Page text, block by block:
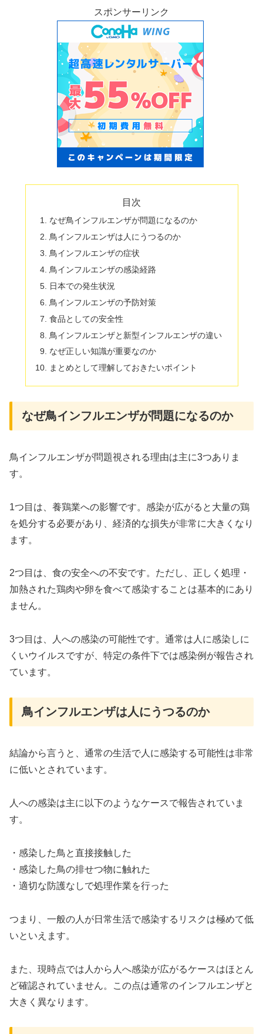
スポンサーリンク
目次
なぜ鳥インフルエンザが問題になるのか
鳥インフルエンザは人にうつるのか
鳥インフルエンザの症状
鳥インフルエンザの感染経路
日本での発生状況
鳥インフルエンザの予防対策
食品としての安全性
鳥インフルエンザと新型インフルエンザの違い
なぜ正しい知識が重要なのか
まとめとして理解しておきたいポイント
なぜ鳥インフルエンザが問題になるのか
鳥インフルエンザが問題視される理由は主に3つありま
す。
1つ目は、養鶏業への影響です。感染が広がると大量の鶏
を処分する必要があり、経済的な損失が非常に大きくなり
ます。
2つ目は、食の安全への不安です。ただし、正しく処理・
加熱された鶏肉や卵を食べて感染することは基本的にあり
ません。
3つ目は、人への感染の可能性です。通常は人に感染しに
くいウイルスですが、特定の条件下では感染例が報告され
ています。
鳥インフルエンザは人にうつるのか
結論から言うと、通常の生活で人に感染する可能性は非常
に低いとされています。
人への感染は主に以下のようなケースで報告されていま
す。
・感染した鳥と直接接触した
・感染した鳥の排せつ物に触れた
・適切な防護なしで処理作業を行った
つまり、一般の人が日常生活で感染するリスクは極めて低
いといえます。
また、現時点では人から人へ感染が広がるケースはほとん
ど確認されていません。この点は通常のインフルエンザと
大きく異なります。